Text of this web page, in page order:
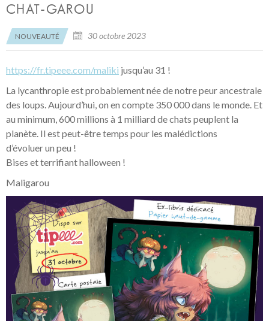
CHAT-GAROU
NOUVEAUTÉ 30 octobre 2023
https://fr.tipeee.com/maliki jusqu’au 31 !
La lycanthropie est probablement née de notre peur ancestrale
des loups. Aujourd’hui, on en compte 350 000 dans le monde. Et
au minimum, 600 millions à 1 milliard de chats peuplent la
planète. Il est peut-être temps pour les malédictions
d’évoluer un peu !
Bises et terrifiant halloween !
Maligarou